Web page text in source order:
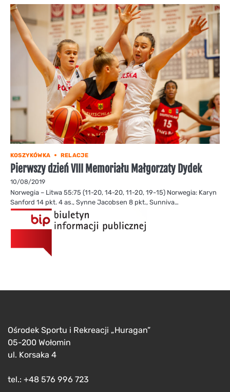
KOSZYKÓWKA RELACJE
Pierwszy dzień VIII Memoriału Małgorzaty Dydek
10/08/2019
Norwegia – Litwa 55:75 (11-20, 14-20, 11-20, 19-15) Norwegia: Karyn
Sanford 14 pkt. 4 as., Synne Jacobsen 8 pkt., Sunniva…
Ośrodek Sportu i Rekreacji „Huragan”
05-200 Wołomin
ul. Korsaka 4
tel.: +48 576 996 723